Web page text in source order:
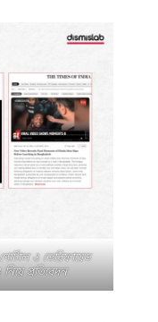
ও ভেরিফায়েড
প্রতিবেদন